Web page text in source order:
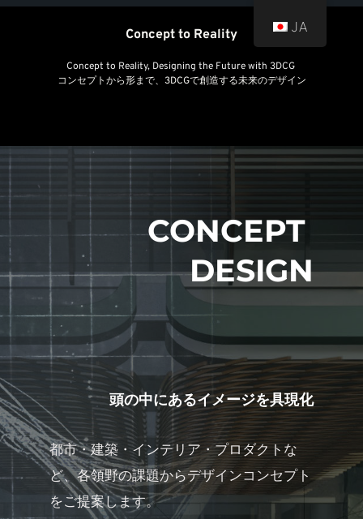
Concept to Reality
Concept to Reality, Designing the Future with 3DCG
コンセプトから形まで、3DCGで創造する未来のデザイン
CONCEPT
DESIGN
頭の中にあるイメージを具現化
都市・建築・インテリア・プロダクトな
ど、各領野の課題からデザインコンセプト
をご提案します。
JA